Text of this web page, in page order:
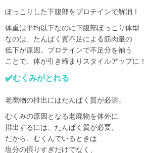
ぽっこりした下腹部をプロテインで解消！
体重は平均以下なのに下腹部ぽっこり体型
なのは、たんぱく質不足による筋肉量の
低下が原因。プロテインで不足分を補う
ことで、体が引き締まりスタイルアップに！
✔️むくみがとれる
老廃物の排出にはたんぱく質が必須。
むくみの原因となる老廃物を体外に
排出するには、たんぱく質が必要。
だから、むくんでいるときは
塩分の摂りすぎだけでなく、